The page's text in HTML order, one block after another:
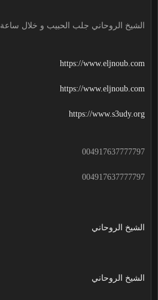
الشيخ الروحاني جلب الحبيب و خلال ساعة
https://www.eljnoub.com
https://www.eljnoub.com
https://www.s3udy.org
004917637777797
004917637777797
الشيخ الروحاني
الشيخ الروحاني